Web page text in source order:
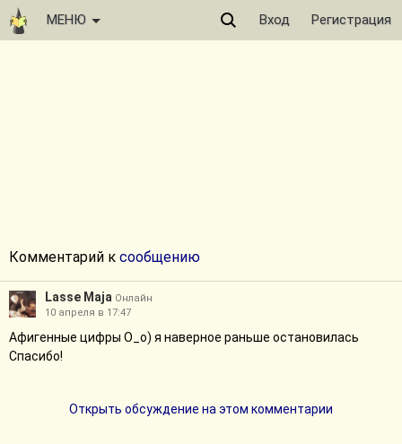
МЕНЮ Вход Регистрация
Комментарий к сообщению
Lasse Maja Онлайн
10 апреля в 17:47
Афигенные цифры О_о) я наверное раньше остановилась
Спасибо!
Открыть обсуждение на этом комментарии